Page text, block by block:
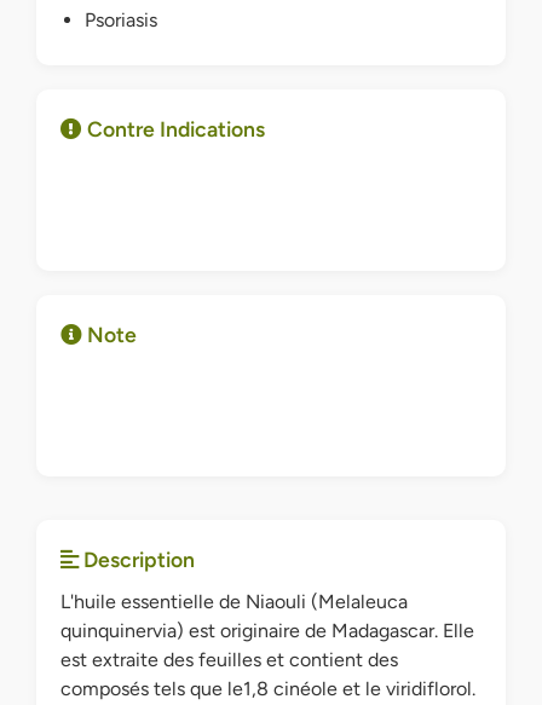
Psoriasis
Contre Indications
Note
Description
L'huile essentielle de Niaouli (Melaleuca
quinquinervia) est originaire de Madagascar. Elle
est extraite des feuilles et contient des
composés tels que le1,8 cinéole et le viridiflorol.